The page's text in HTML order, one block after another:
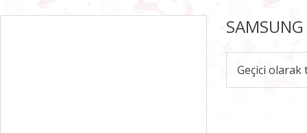
Geçici